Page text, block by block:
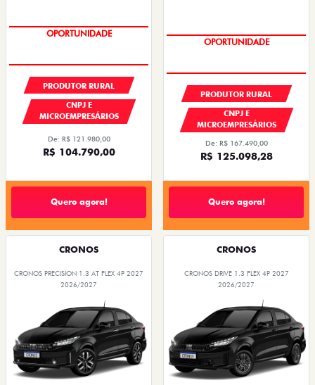
GRANDE CHANCE FIAT
PRODUTOR RURAL
CNPJ E
MICROEMPRESÁRIOS
De: R$ 121.980,00
R$ 104.790,00
Quero agora!
GRANDE CHANCE FIAT
PRODUTOR RURAL
CNPJ E
MICROEMPRESÁRIOS
De: R$ 167.490,00
R$ 125.098,28
Quero agora!
CRONOS
CRONOS PRECISION 1.3 AT FLEX 4P 2027
2026/2027
CRONOS
CRONOS DRIVE 1.3 FLEX 4P 2027
2026/2027